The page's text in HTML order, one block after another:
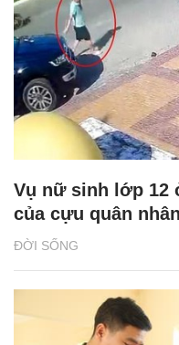
ĐỜI SỐNG
Vụ nữ sinh lớp 12
của cựu quân